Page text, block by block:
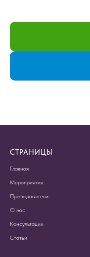
СТРАНИЦЫ
Главная
Мероприятия
Преподаватели
О нас
Консультации
Статьи